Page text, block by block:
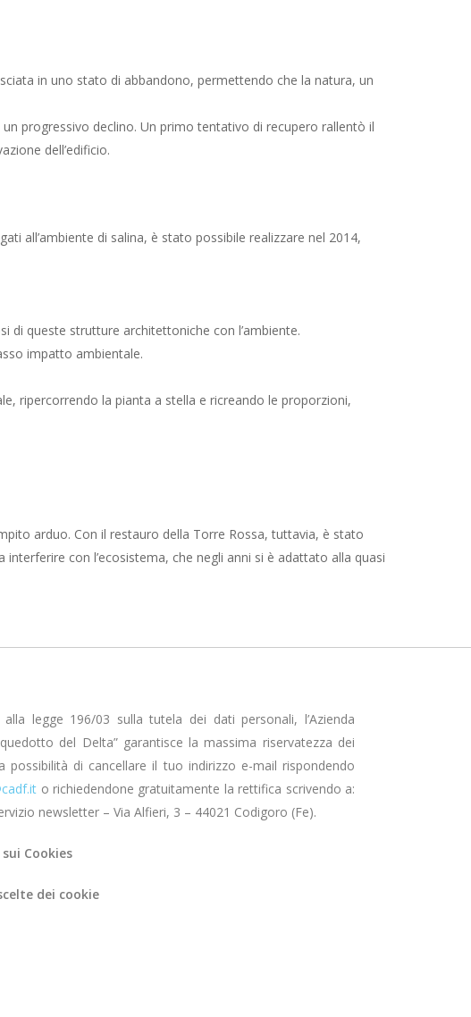
in uno stato di abbandono, permettendo che la natura, un
progressivo declino. Un primo tentativo di recupero rallentò il
dell’edificio.
all’ambiente di salina, è stato possibile realizzare nel 2014,
di queste strutture architettoniche con l’ambiente.
impatto ambientale.
ripercorrendo la pianta a stella e ricreando le proporzioni,
arduo. Con il restauro della Torre Rossa, tuttavia, è stato
con l’ecosistema, che negli anni si è adattato alla quasi
legge 196/03 sulla tutela dei dati personali, l’Azienda
del Delta” garantisce la massima riservatezza dei
possibilità di cancellare il tuo indirizzo e-mail rispondendo
o richiedendone gratuitamente la rettifica scrivendo a:
newsletter – Via Alfieri, 3 – 44021 Codigoro (Fe).
Cookies
dei cookie